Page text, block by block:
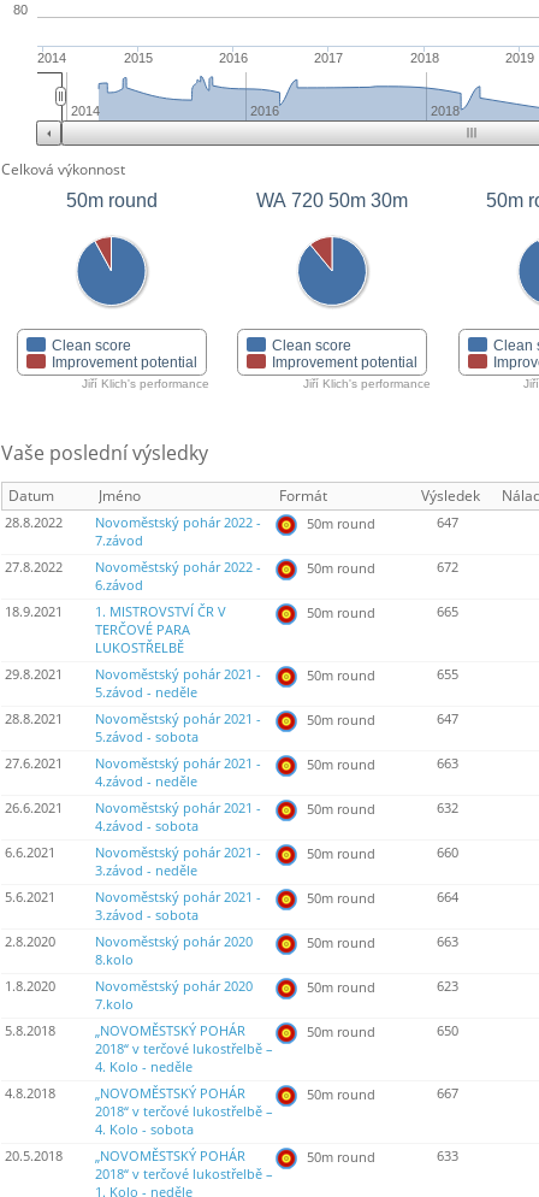
2014 2015 2016 2017 2018 2019
80
2016 2018
2014
Celková výkonnost
50m round
Clean score
Improvement potential
Jiří Klich's performance
WA 720 50m 30m
Clean score
Improvement potential
Jiří Klich's performance
50m
Clean
Vaše poslední výsledky
Datum Jméno Formát Výsledek
28.8.2022
Novoměstský pohár 2022 -
7.závod
50m round 647
27.8.2022
Novoměstský pohár 2022 -
6.závod
50m round 672
18.9.2021
1. MISTROVSTVÍ ČR V
TERČOVÉ PARA
LUKOSTŘELBĚ
50m round 665
29.8.2021
Novoměstský pohár 2021 -
5.závod - neděle
50m round 655
28.8.2021
Novoměstský pohár 2021 -
5.závod - sobota
50m round 647
27.6.2021
Novoměstský pohár 2021 -
4.závod - neděle
50m round 663
26.6.2021
Novoměstský pohár 2021 -
4.závod - sobota
50m round 632
6.6.2021
Novoměstský pohár 2021 -
3.závod - neděle
50m round 660
5.6.2021
Novoměstský pohár 2021 -
3.závod - sobota
50m round 664
2.8.2020
Novoměstský pohár 2020
8.kolo
50m round 663
1.8.2020
Novoměstský pohár 2020
7.kolo
50m round 623
5.8.2018
„NOVOMĚSTSKÝ POHÁR
2018“ v terčové lukostřelbě –
4. Kolo - neděle
50m round 650
4.8.2018
„NOVOMĚSTSKÝ POHÁR
2018“ v terčové lukostřelbě –
4. Kolo - sobota
50m round 667
20.5.2018
„NOVOMĚSTSKÝ POHÁR
2018“ v terčové lukostřelbě –
1. Kolo - neděle
50m round 633